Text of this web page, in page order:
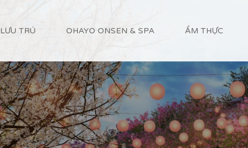
LƯU TRÚ OHAYO ONSEN & SPA ẨM THỰC